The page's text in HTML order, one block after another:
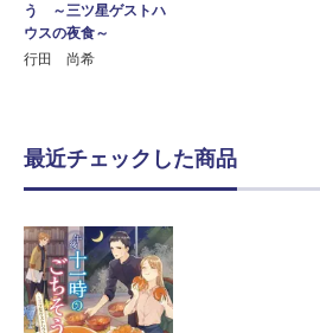
う ～三ツ星ゲストハ
ウスの夜食～
行田 尚希
最近チェックした商品